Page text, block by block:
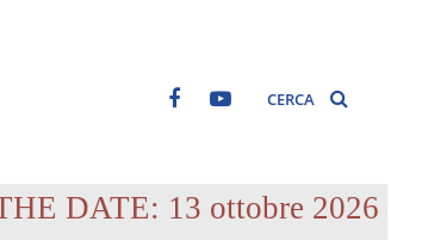
CERCA
13 ottobre 2026 –